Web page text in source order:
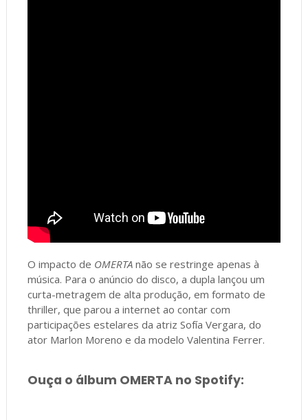
O impacto de OMERTAnão se restringe apenas à
música. Para o anúncio do disco, a dupla lançou um
curta-metragem de alta produção, em formato de
thriller, que parou a internet ao contar com
participações estelares da atriz Sofía Vergara, do
ator Marlon Moreno e da modelo Valentina Ferrer.
Ouça o álbum OMERTA no Spotify: